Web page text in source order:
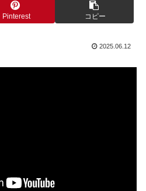
Pinterest コピー
2025.06.12